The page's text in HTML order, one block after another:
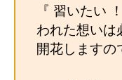
『 習いたい
われた想いは
開花しますの